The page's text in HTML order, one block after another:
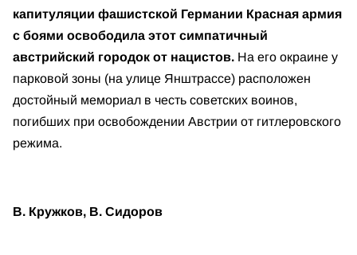
капитуляции фашистской Германии Красная армия
с боями освободила этот симпатичный
австрийский городок от нацистов. На его окраине у
парковой зоны (на улице Янштрассе) расположен
достойный мемориал в честь советских воинов,
погибших при освобождении Австрии от гитлеровского
режима.
В. Кружков, В. Сидоров